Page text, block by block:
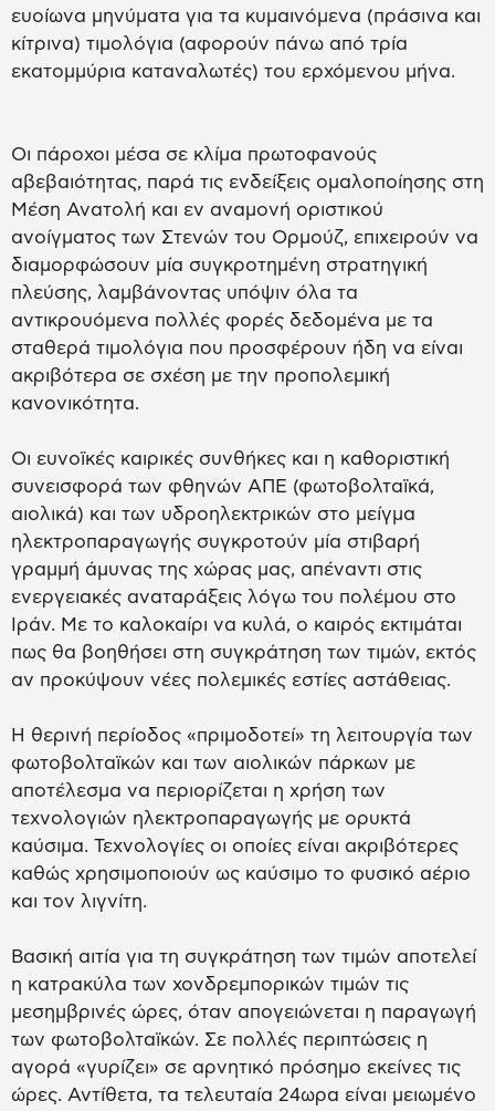
ευοίωνα μηνύματα για τα κυμαινόμενα (πράσινα και
κίτρινα) τιμολόγια (αφορούν πάνω από τρία
εκατομμύρια καταναλωτές) του ερχόμενου μήνα.
Οι πάροχοι μέσα σε κλίμα πρωτοφανούς
αβεβαιότητας, παρά τις ενδείξεις ομαλοποίησης στη
Μέση Ανατολή και εν αναμονή οριστικού
ανοίγματος των Στενών του Ορμούζ, επιχειρούν να
διαμορφώσουν μία συγκροτημένη στρατηγική
πλεύσης, λαμβάνοντας υπόψιν όλα τα
αντικρουόμενα πολλές φορές δεδομένα με τα
σταθερά τιμολόγια που προσφέρουν ήδη να είναι
ακριβότερα σε σχέση με την προπολεμική
κανονικότητα.
Οι ευνοϊκές καιρικές συνθήκες και η καθοριστική
συνεισφορά των φθηνών ΑΠΕ (φωτοβολταϊκά,
αιολικά) και των υδροηλεκτρικών στο μείγμα
ηλεκτροπαραγωγής συγκροτούν μία στιβαρή
γραμμή άμυνας της χώρας μας, απέναντι στις
ενεργειακές αναταράξεις λόγω του πολέμου στο
Ιράν. Με το καλοκαίρι να κυλά, ο καιρός εκτιμάται
πως θα βοηθήσει στη συγκράτηση των τιμών, εκτός
αν προκύψουν νέες πολεμικές εστίες αστάθειας.
Η θερινή περίοδος «πριμοδοτεί» τη λειτουργία των
φωτοβολταϊκών και των αιολικών πάρκων με
αποτέλεσμα να περιορίζεται η χρήση των
τεχνολογιών ηλεκτροπαραγωγής με ορυκτά
καύσιμα. Τεχνολογίες οι οποίες είναι ακριβότερες
καθώς χρησιμοποιούν ως καύσιμο το φυσικό αέριο
και τον λιγνίτη.
Βασική αιτία για τη συγκράτηση των τιμών αποτελεί
η κατρακύλα των χονδρεμπορικών τιμών τις
μεσημβρινές ώρες, όταν απογειώνεται η παραγωγή
των φωτοβολταϊκών. Σε πολλές περιπτώσεις η
αγορά «γυρίζει» σε αρνητικό πρόσημο εκείνες τις
ώρες. Αντίθετα, τα τελευταία 24ωρα είναι μειωμένο